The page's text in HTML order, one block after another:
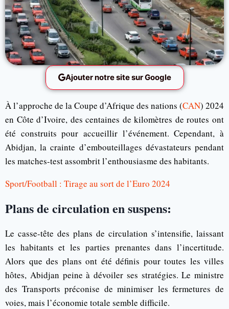
Ajouter notre site sur Google
À l’approche de la Coupe d’Afrique des nations (CAN) 2024
en Côte d’Ivoire, des centaines de kilomètres de routes ont
été construits pour accueillir l’événement. Cependant, à
Abidjan, la crainte d’embouteillages dévastateurs pendant
les matches-test assombrit l’enthousiasme des habitants.
Sport/Football : Tirage au sort de l’Euro 2024
Plans de circulation en suspens:
Le casse-tête des plans de circulation s’intensifie, laissant
les habitants et les parties prenantes dans l’incertitude.
Alors que des plans ont été définis pour toutes les villes
hôtes, Abidjan peine à dévoiler ses stratégies. Le ministre
des Transports préconise de minimiser les fermetures de
voies, mais l’économie totale semble difficile.